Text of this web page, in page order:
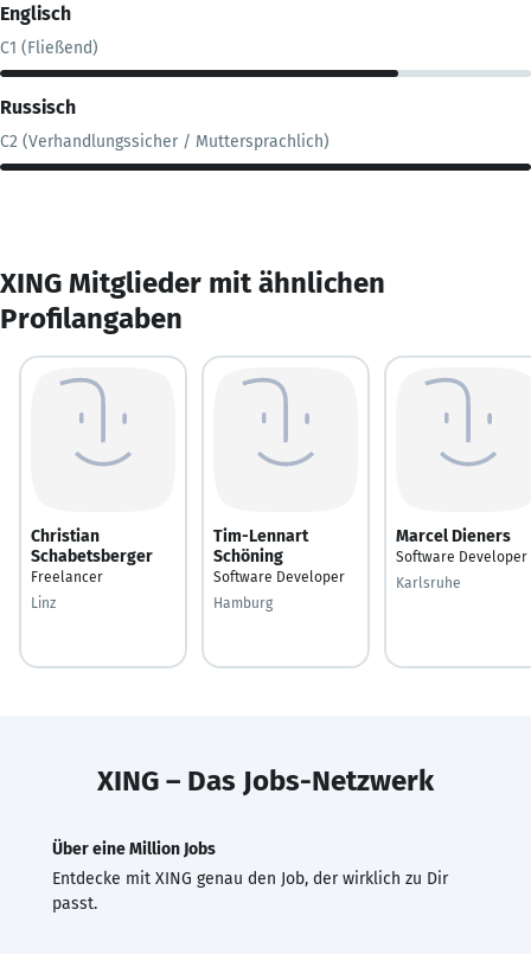
Englisch
C1 (Fließend)
Russisch
C2 (Verhandlungssicher / Muttersprachlich)
XING Mitglieder mit ähnlichen
Profilangaben
Christian
Schabetsberger
Freelancer
Linz
Tim-Lennart
Schöning
Software Developer
Hamburg
Marcel Dieners
Software Developer
Karlsruhe
XING – Das Jobs-Netzwerk
Über eine Million Jobs
Entdecke mit XING genau den Job, der wirklich zu Dir
passt.